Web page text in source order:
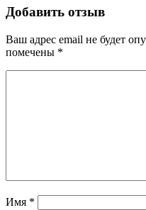
Добавить отзыв
Ваш адрес email не будет
помечены *
Имя *